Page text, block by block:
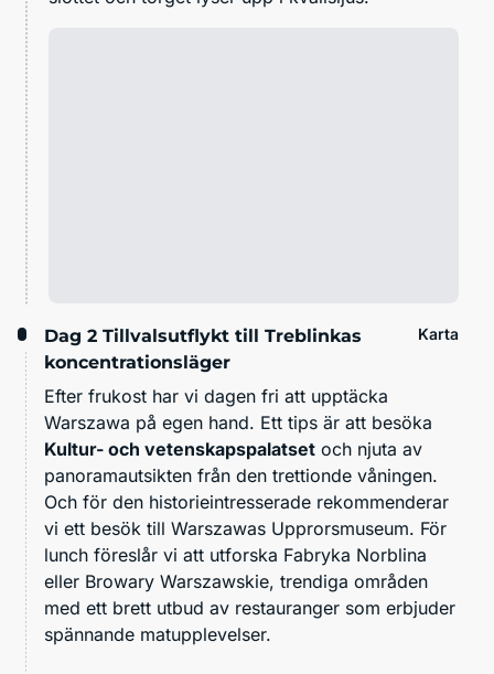
Dag 2 Tillvalsutflykt till Treblinkas
koncentrationsläger
Karta
Efter frukost har vi dagen fri att upptäcka
Warszawa på egen hand. Ett tips är att besöka
Kultur- och vetenskapspalatset och njuta av
panoramautsikten från den trettionde våningen.
Och för den historieintresserade rekommenderar
vi ett besök till Warszawas Upprorsmuseum. För
lunch föreslår vi att utforska Fabryka Norblina
eller Browary Warszawskie, trendiga områden
med ett brett utbud av restauranger som erbjuder
spännande matupplevelser.